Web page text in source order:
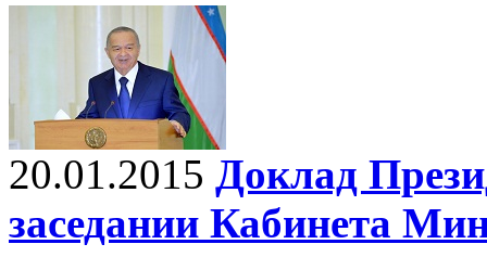
20.01.2015 Доклад
заседании Кабинета